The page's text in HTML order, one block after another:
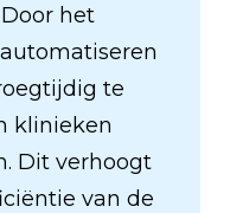
het
te
klinieken
Dit verhoogt
van de